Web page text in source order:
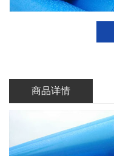
商品详情